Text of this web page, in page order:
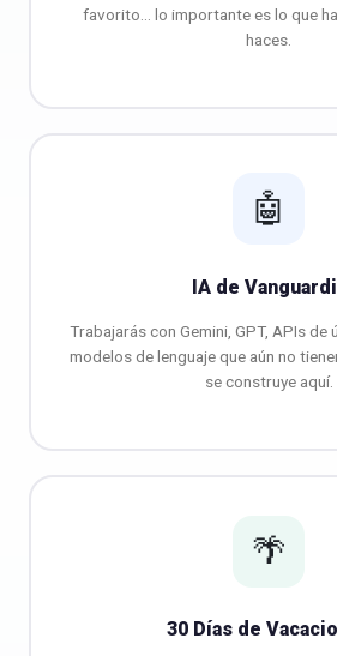
favorito… lo importante es lo que
haces.
🤖
IA de
Trabajarás con Gemini, GPT, APIs de
modelos de lenguaje que aún no
se construye aquí.
🌴
30 Días de